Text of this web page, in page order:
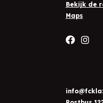
Bekijk de
Maps